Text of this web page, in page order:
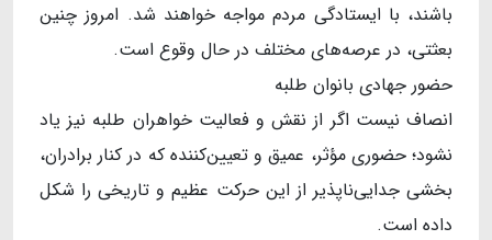
باشند، با ایستادگی مردم مواجه خواهند شد. امروز چنین
بعثتی، در عرصه‌های مختلف در حال وقوع است.
حضور جهادی بانوان طلبه
انصاف نیست اگر از نقش و فعالیت خواهران طلبه نیز یاد
نشود؛ حضوری مؤثر، عمیق و تعیین‌کننده که در کنار برادران،
بخشی جدایی‌ناپذیر از این حرکت عظیم و تاریخی را شکل
داده است.